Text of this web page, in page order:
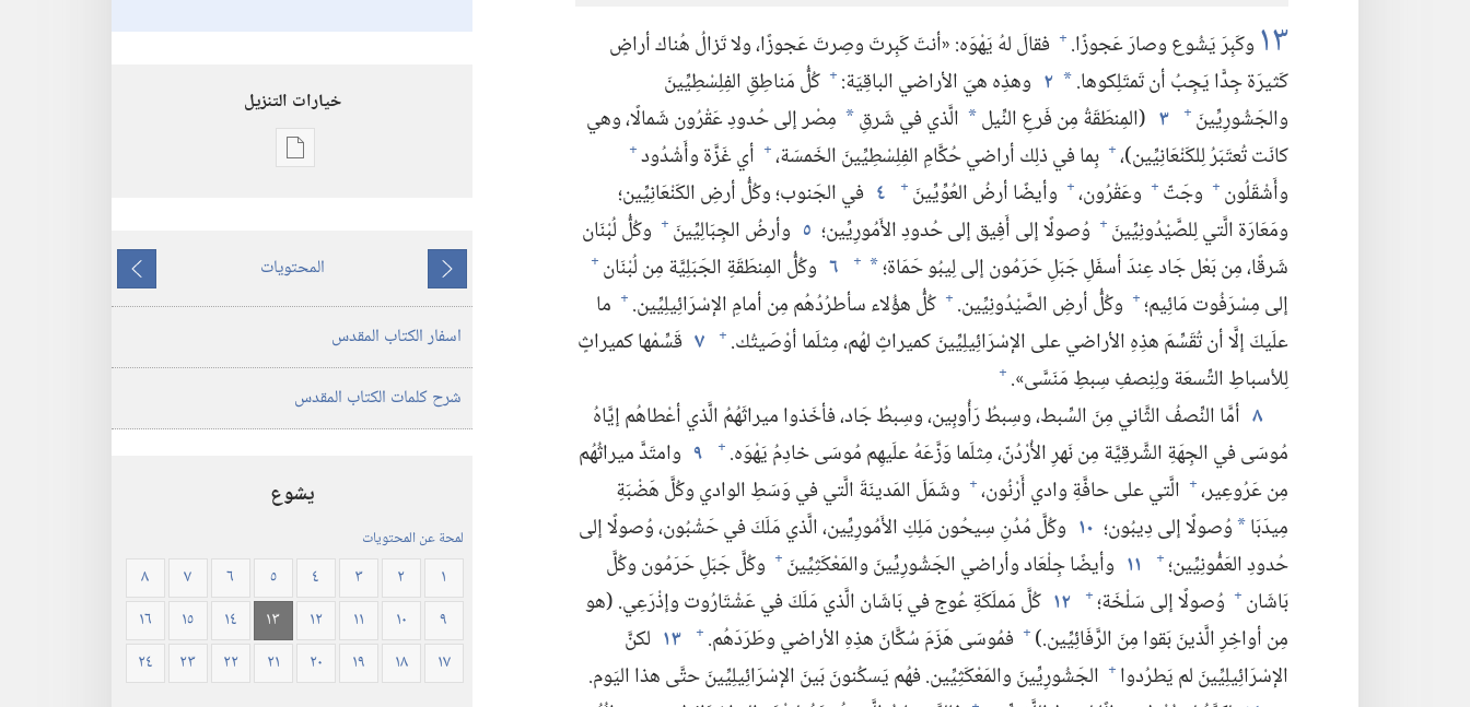
١٣ وكَبِرَ يَشُوع وصارَ عَجوزًا.‏ + فقالَ لهُ يَهْوَه:‏ «أنتَ كَبِرتَ وصِرتَ عَجوزًا،‏ ولا تَزالُ هُناك أراضٍ
كَثيرَة جِدًّا يَجِبُ أن تَمتَلِكوها.‏ * ٢ وهذِه هيَ الأراضي الباقِيَة:‏ + كُلُّ مَناطِقِ الفِلِسْطِيِّينَ
والجَشُورِيِّينَ + ٣ (‏المِنطَقَةُ مِن فَرعِ النِّيل * الَّذي في شَرقِ * مِصْر إلى حُدودِ عَقْرُون شَمالًا،‏ وهي
كانَت تُعتَبَرُ لِلكَنْعَانِيِّين)‏،‏+ بِما في ذلِك أراضي حُكَّامِ الفِلِسْطِيِّينَ الخَمسَة،‏+ أي غَزَّة وأَشْدُود+
وأَشْقَلُون + وجَتّ + وعَقْرُون،‏+ وأيضًا أرضُ العُوِّيِّينَ + ٤ في الجَنوب؛‏ وكُلُّ أرضِ الكَنْعَانِيِّين؛‏
ومَعَارَة الَّتي لِلصَّيْدُونِيِّينَ + وُصولًا إلى أَفِيق إلى حُدودِ الأَمُورِيِّين؛‏ ٥ وأرضُ الجِبَالِيِّينَ + وكُلُّ لُبْنَان
شَرقًا،‏ مِن بَعْل جَاد عِندَ أسفَلِ جَبَلِ حَرَمُون إلى لِيبُو حَمَاة؛‏*
+ ٦ وكُلُّ المِنطَقَةِ الجَبَلِيَّة مِن لُبْنَان +
إلى مِسْرَفُوت مَائِيم؛‏+ وكُلُّ أرضِ الصَّيْدُونِيِّين.‏ + كُلُّ هؤُلاء سأطرُدُهُم مِن أمامِ الإسْرَائِيلِيِّين.‏ + ما
علَيكَ إلَّا أن تُقَسِّمَ هذِهِ الأراضي على الإسْرَائِيلِيِّينَ كميراثٍ لهُم،‏ مِثلَما أوْصَيتُك.‏ + ٧ قَسِّمْها كميراثٍ
لِلأسباطِ التِّسعَة ولِنِصفِ سِبطِ مَنَسَّى».‏ +
٨ أمَّا النِّصفُ الثَّاني مِنَ السِّبط،‏ وسِبطُ رَأُوبِين،‏ وسِبطُ جَاد،‏ فأخَذوا ميراثَهُمُ الَّذي أعْطاهُم إيَّاهُ
مُوسَى في الجِهَةِ الشَّرقِيَّة مِن نَهرِ الأُرْدُنّ،‏ مِثلَما وَزَّعَهُ علَيهِم مُوسَى خادِمُ يَهْوَه.‏ + ٩ وامتَدَّ ميراثُهُم
مِن عَرُوعِير،‏+ الَّتي على حافَّةِ وادي أَرْنُون،‏+ وشَمَلَ المَدينَةَ الَّتي في وَسَطِ الوادي وكُلَّ هَضْبَةِ
مِيدَبَا * وُصولًا إلى دِيبُون؛‏ ١٠ وكُلَّ مُدُنِ سِيحُون مَلِكِ الأَمُورِيِّين،‏ الَّذي مَلَكَ في حَشْبُون،‏ وُصولًا إلى
حُدودِ العَمُّونِيِّين؛‏+ ١١ وأيضًا جِلْعَاد وأراضي الجَشُورِيِّينَ والمَعْكَثِيِّينَ + وكُلَّ جَبَلِ حَرَمُون وكُلَّ
بَاشَان + وُصولًا إلى سَلْخَة؛‏+ ١٢ كُلَّ مَملَكَةِ عُوج في بَاشَان الَّذي مَلَكَ في عَشْتَارُوت وإذْرَعِي.‏ (‏هو
مِن أواخِرِ الَّذينَ بَقوا مِنَ الرَّفَائِيِّين.‏)‏ + فمُوسَى هَزَمَ سُكَّانَ هذِهِ الأراضي وطَرَدَهُم.‏ + ١٣ لكنَّ
الإسْرَائِيلِيِّينَ لم يَطرُدوا + الجَشُورِيِّينَ والمَعْكَثِيِّين.‏ فهُم يَسكُنونَ بَينَ الإسْرَائِيلِيِّينَ حتَّى هذا اليَوم.‏
خيارات التنزيل
خيارات
العالم
الجديد
المقدس
المنقحة
ما
يسبق
المحتويات
ما
يلي
اسفار الكتاب المقدس
شرح كلمات الكتاب المقدس
يشوع
لمحة عن المحتويات
١ ٢ ٣ ٤ ٥ ٦ ٧
٨
٩
١٠ ١١ ١٢ ١٣ ١٤ ١٥
١٦
١٧
١٨ ١٩ ٢٠ ٢١ ٢٢ ٢٣ ٢٤